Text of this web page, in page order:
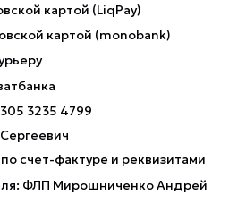
картой (LiqPay)
картой (monobank)
3235 4799
счет-фактуре и реквизитами
ФЛП Мирошниченко Андрей